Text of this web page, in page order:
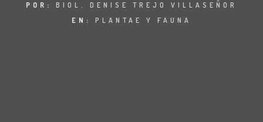
POR: BIOL. DENISE TREJO VILLASEÑOR
EN: PLANTAE Y FAUNA